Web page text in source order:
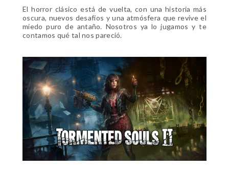
El horror clásico está de vuelta, con una historia más
oscura, nuevos desafíos y una atmósfera que revive el
miedo puro de antaño. Nosotros ya lo jugamos y te
contamos qué tal nos pareció.